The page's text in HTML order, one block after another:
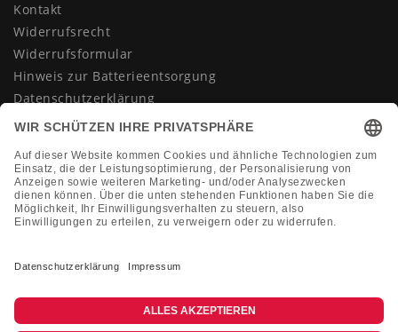
Kontakt
Widerrufsrecht
Widerrufsformular
Hinweis zur Batterieentsorgung
Datenschutzerklärung
AGB
Vertrag widerrufen
KONTAKT
+49 (0)2133 210433
shop@dienadel.de
Kieler Str. 18 - 41540 Dormagen